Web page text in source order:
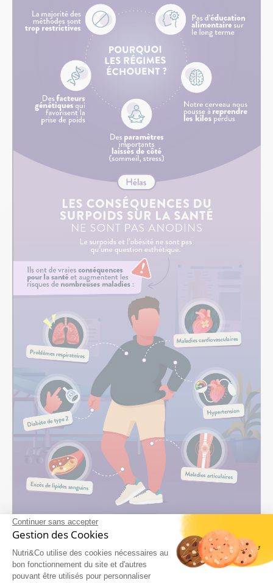
Continuer sans accepter
Gestion des Cookies
Nutri&Co utilise des cookies nécessaires au
bon fonctionnement du site et d'autres
pouvant être utilisés pour personnaliser